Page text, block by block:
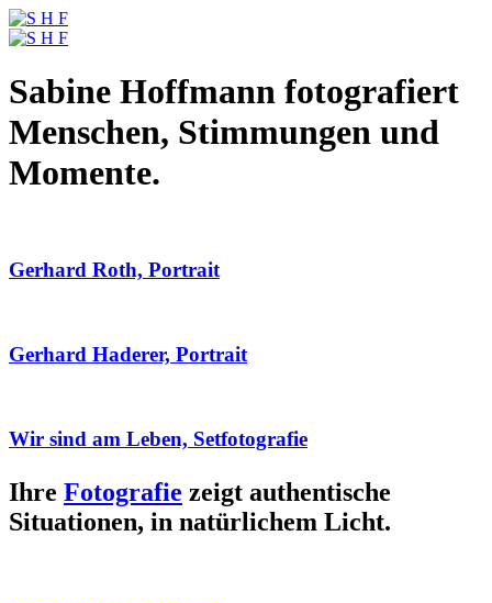
Sabine Hoffmann fotografiert
Menschen, Stimmungen und
Momente.
Gerhard Roth, Portrait
Gerhard Haderer, Portrait
Wir sind am Leben, Setfotografie
Ihre Fotografie zeigt authentische
Situationen, in natürlichem Licht.